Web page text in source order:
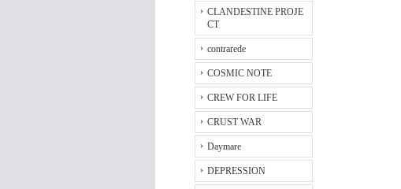
CLANDESTINE PROJE
CT
contrarede
COSMIC NOTE
CREW FOR LIFE
CRUST WAR
Daymare
DEPRESSION